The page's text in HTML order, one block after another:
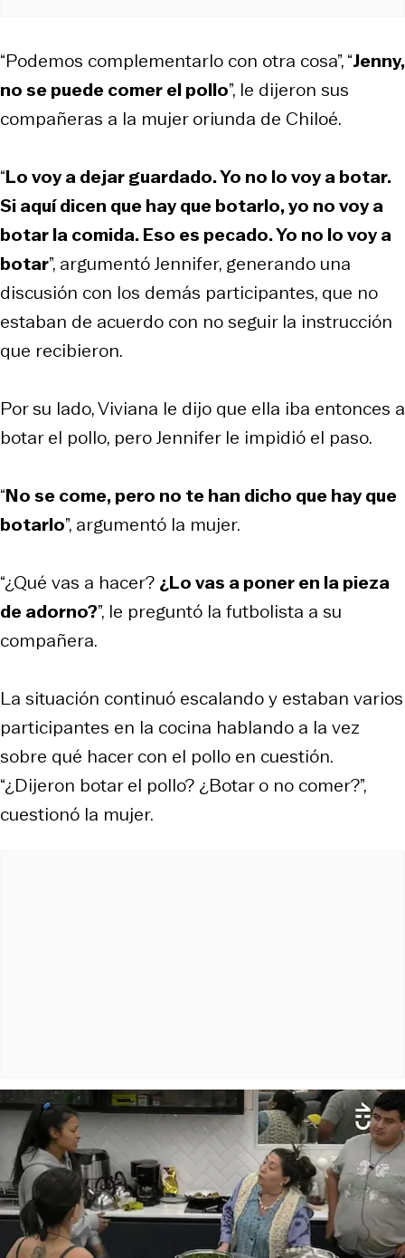
“Podemos complementarlo con otra cosa”, “Jenny,
no se puede comer el pollo”, le dijeron sus
compañeras a la mujer oriunda de Chiloé.
“Lo voy a dejar guardado. Yo no lo voy a botar.
Si aquí dicen que hay que botarlo, yo no voy a
botar la comida. Eso es pecado. Yo no lo voy a
botar”, argumentó Jennifer, generando una
discusión con los demás participantes, que no
estaban de acuerdo con no seguir la instrucción
que recibieron.
Por su lado, Viviana le dijo que ella iba entonces a
botar el pollo, pero Jennifer le impidió el paso.
“No se come, pero no te han dicho que hay que
botarlo”, argumentó la mujer.
“¿Qué vas a hacer? ¿Lo vas a poner en la pieza
de adorno?”, le preguntó la futbolista a su
compañera.
La situación continuó escalando y estaban varios
participantes en la cocina hablando a la vez
sobre qué hacer con el pollo en cuestión.
“¿Dijeron botar el pollo? ¿Botar o no comer?”,
cuestionó la mujer.